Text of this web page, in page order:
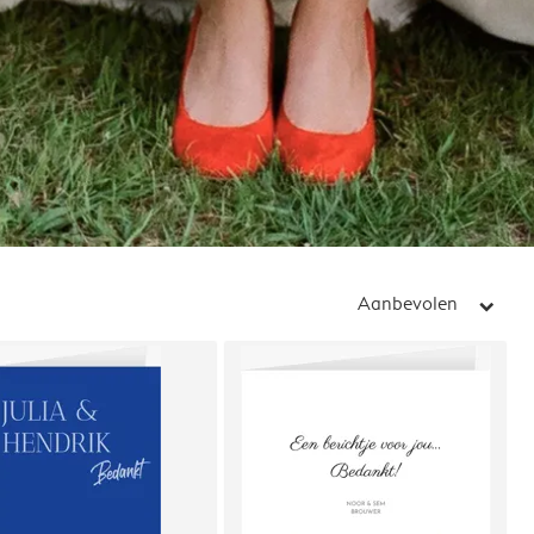
Aanbevolen arrow_right